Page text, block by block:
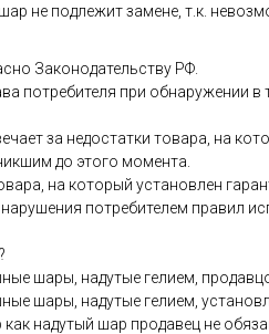
не под­ле­жит за­мене, т.к.
За­коно­датель­ству РФ.
пот­ре­бите­ля при об­на­руже­нии в
за не­дос­татки то­вара, на
до это­го мо­мен­та.
на ко­торый ус­та­нов­лен
пот­ре­бите­лем пра­вил
ша­ры, на­дутые ге­ли­ем,
ша­ры, на­дутые ге­ли­ем,
как на­дутый шар про­давец не